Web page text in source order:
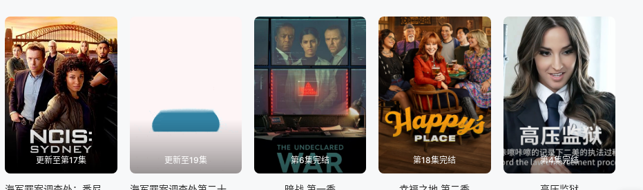
更新至第17集 更新至19集 第6集完结 第18集完结 第4集完结